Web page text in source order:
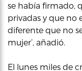
se había firmado,
privadas y que no
diferente que no
mujer’, añadió.
El lunes miles de